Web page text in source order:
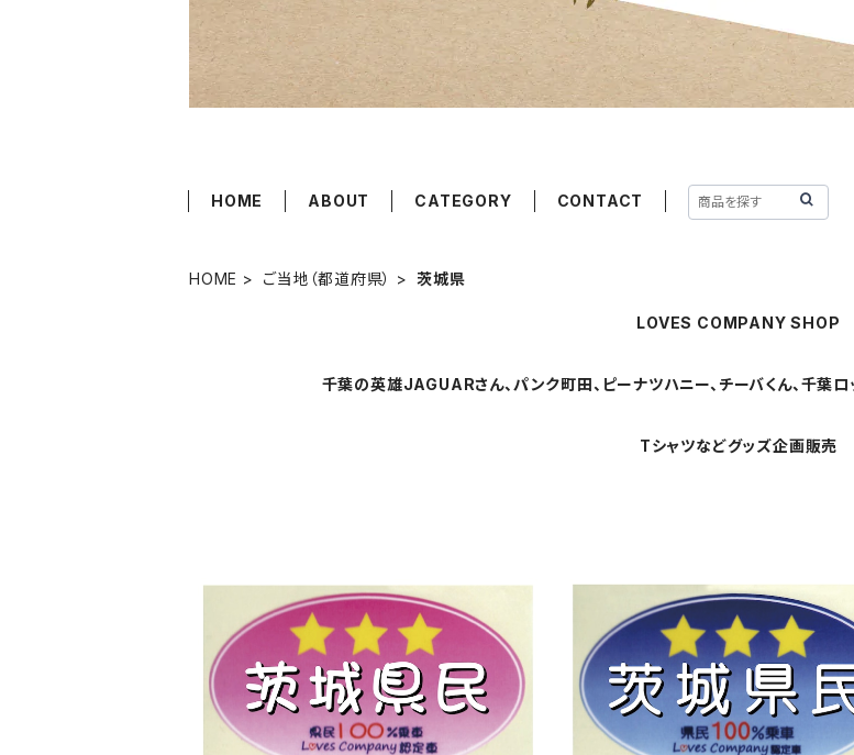
HOME ABOUT CATEGORY CONTACT
HOME ご当地（都道府県） 茨城県
LOVES COMPANY SHOP
千葉の英雄JAGUARさん、パンク町田、ピーナツハニー、チーバくん、千葉
Tシャツなどグッズ企画販売